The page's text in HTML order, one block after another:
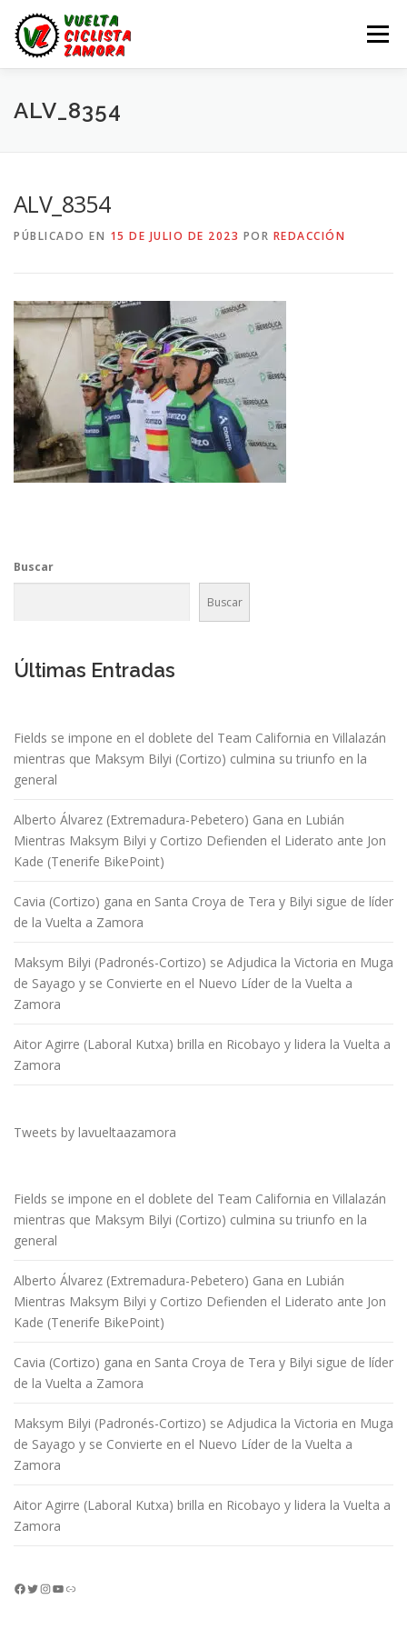
contenido
Menú
LA VUELTA ZAMORA
ALV_8354
ALV_8354
PÚBLICADO EN 15 DE JULIO DE 2023 POR REDACCIÓN
Buscar
Buscar
Últimas Entradas
Fields se impone en el doblete del Team California en Villalazán
mientras que Maksym Bilyi (Cortizo) culmina su triunfo en la
general
Alberto Álvarez (Extremadura-Pebetero) Gana en Lubián
Mientras Maksym Bilyi y Cortizo Defienden el Liderato ante Jon
Kade (Tenerife BikePoint)
Cavia (Cortizo) gana en Santa Croya de Tera y Bilyi sigue de líder
de la Vuelta a Zamora
Maksym Bilyi (Padronés-Cortizo) se Adjudica la Victoria en Muga
de Sayago y se Convierte en el Nuevo Líder de la Vuelta a
Zamora
Aitor Agirre (Laboral Kutxa) brilla en Ricobayo y lidera la Vuelta a
Zamora
Tweets by lavueltaazamora
Fields se impone en el doblete del Team California en Villalazán
mientras que Maksym Bilyi (Cortizo) culmina su triunfo en la
general
Alberto Álvarez (Extremadura-Pebetero) Gana en Lubián
Mientras Maksym Bilyi y Cortizo Defienden el Liderato ante Jon
Kade (Tenerife BikePoint)
Cavia (Cortizo) gana en Santa Croya de Tera y Bilyi sigue de líder
de la Vuelta a Zamora
Maksym Bilyi (Padronés-Cortizo) se Adjudica la Victoria en Muga
de Sayago y se Convierte en el Nuevo Líder de la Vuelta a
Zamora
Aitor Agirre (Laboral Kutxa) brilla en Ricobayo y lidera la Vuelta a
Zamora
Facebook Twitter InstagramYouTube Enlace